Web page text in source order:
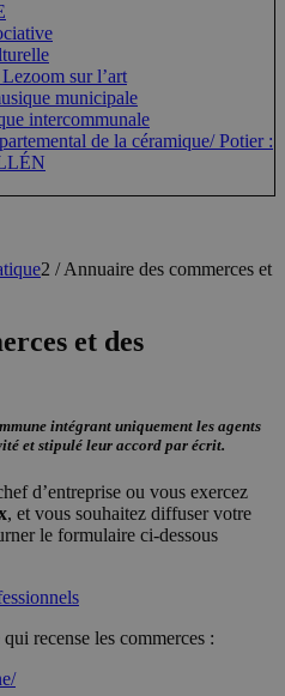
sur l’art
municipale
intercommunale
de la céramique/ Potier :
2 / Annuaire des commerces et
et des
intégrant uniquement les agents
et stipulé leur accord par écrit.
d’entreprise ou vous exercez
, et vous souhaitez diffuser votre
le formulaire ci-dessous
recense les commerces :